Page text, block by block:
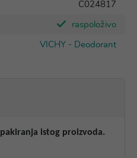
C024817
raspoloživo
VICHY - Deodorant
istog proizvoda.